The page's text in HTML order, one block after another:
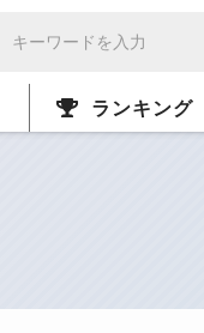
ランキング